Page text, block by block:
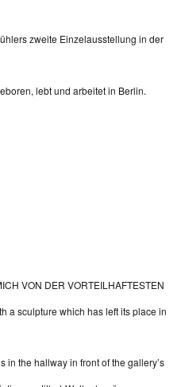
zweite Einzelausstellung in der
lebt und arbeitet in Berlin.
VON DER VORTEILHAFTESTEN
a sculpture which has left its place in
in the hallway in front of the gallery’s